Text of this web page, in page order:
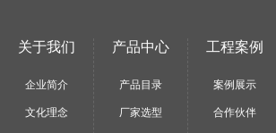
关于我们
企业简介
文化理念
产品中心
产品目录
厂家选型
工程案例
案例展示
合作伙伴